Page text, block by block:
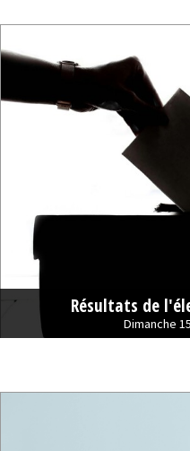
Résultats de
Dimanche